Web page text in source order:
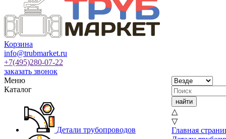
Корзина
info@trubmarket.ru
+7(495)280-07-22
заказать звонок
Меню
Каталог
Детали трубопроводов
△
▽
Главная